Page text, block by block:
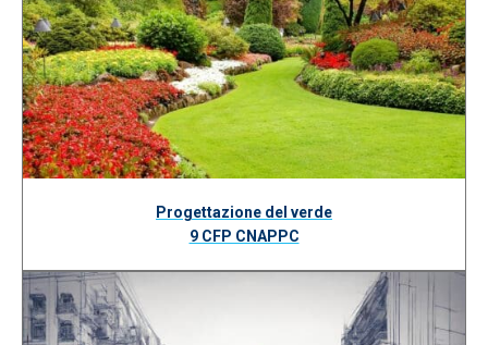
Progettazione del verde
9 CFP CNAPPC